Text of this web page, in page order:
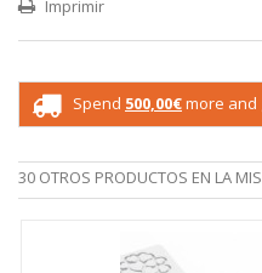
Imprimir
Spend 500,00€more and
30 OTROS PRODUCTOS EN LA